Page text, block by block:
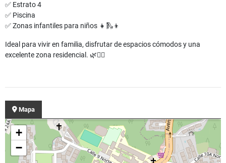
✅ Estrato 4
✅ Piscina
✅ Zonas infantiles para niños 👧🛝👦
Ideal para vivir en familia, disfrutar de espacios cómodos y una
excelente zona residencial. 🌿🏊‍♂️
Mapa
+
−